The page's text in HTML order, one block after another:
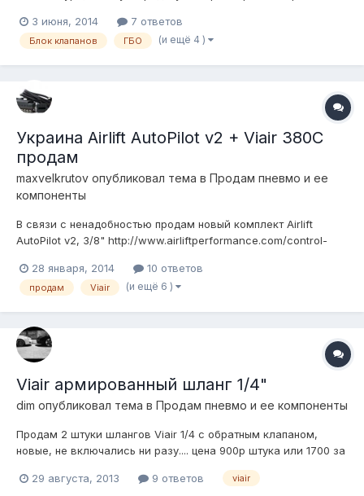
отходил один год, проблем не доставлял, продается в связи
с апгрейдом системы Отправлю в регионы.
3 июня, 2014 7 ответов
Блок клапанов ГБО (и ещё 4 )
Украина Airlift AutoPilot v2 + Viair 380C
продам
maxvelkrutov опубликовал тема в Продам пневмо и ее
компоненты
В связи с ненадобностью продам новый комплект Airlift
AutoPilot v2, 3/8" http://www.airliftperformance.com/control-
http://www.viaircorp.com/380C.html Цена 250$ цена за все
1100$ Все не разу не подключалось, все запечатано, как из
28 января, 2014 10 ответов
продам Viair (и ещё 6 )
Viair армированный шланг 1/4"
dim опубликовал тема в Продам пневмо и ее компоненты
Продам 2 штуки шлангов Viair 1/4 с обратным клапаном,
новые, не включались ни разу.... цена 900р штука или 1700 за
+79529804451
29 августа, 2013 9 ответов viair